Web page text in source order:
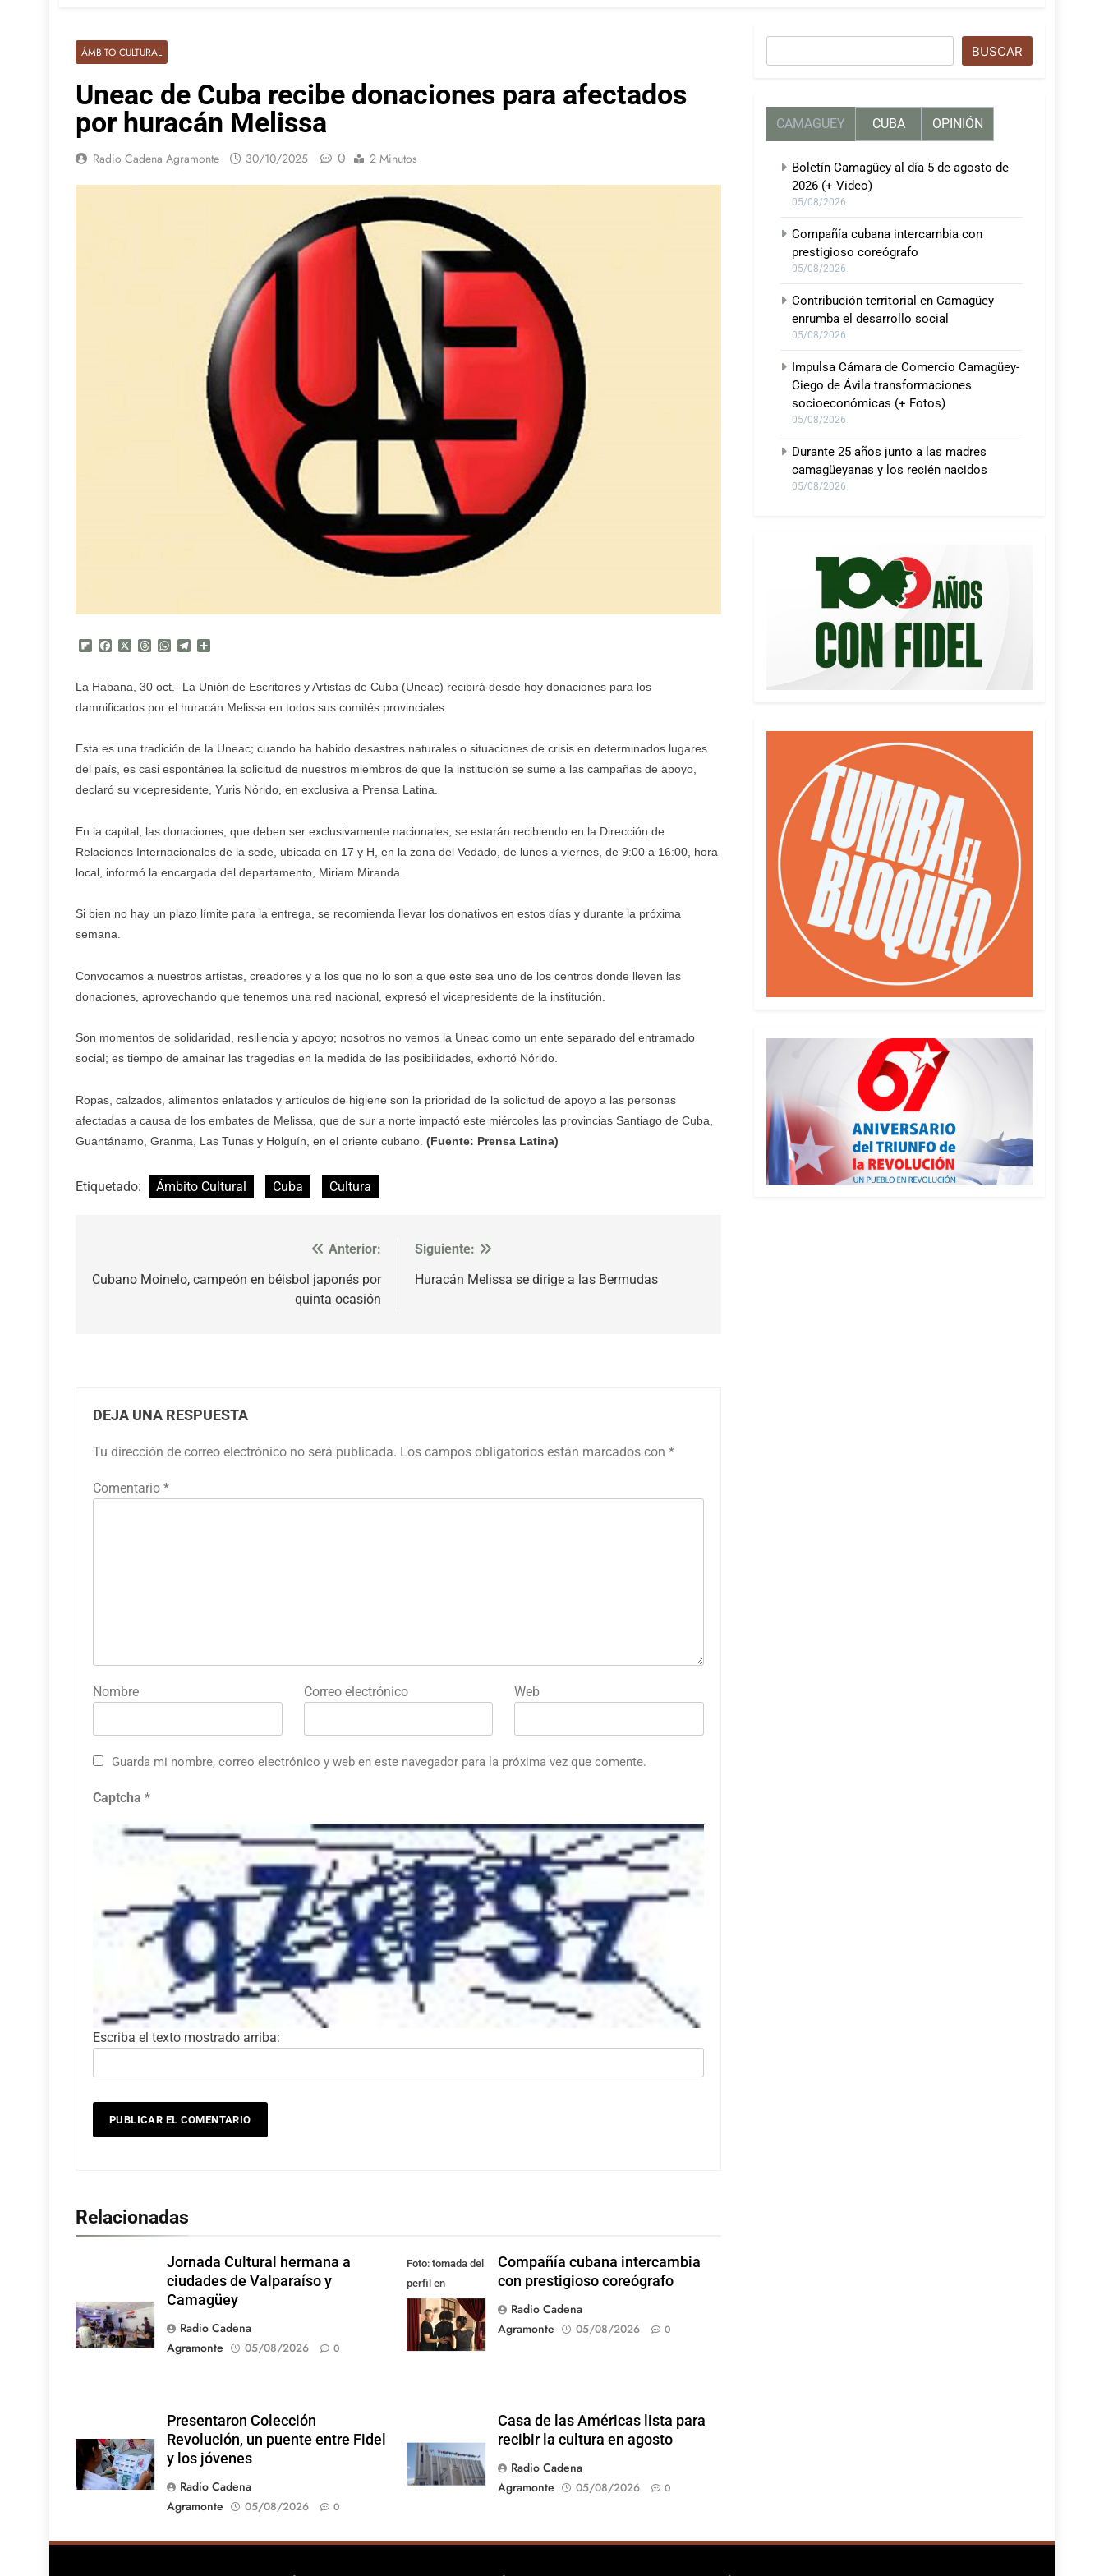
ÁMBITO CULTURAL
Uneac de Cuba recibe donaciones para afectados
por huracán Melissa
Radio Cadena Agramonte 30/10/2025 0 2 Minutos
Flipboard
Facebook
X Threads
WhatsApp
Telegram
La Habana, 30 oct.- La Unión de Escritores y Artistas de Cuba (Uneac) recibirá desde hoy donaciones para los
damnificados por el huracán Melissa en todos sus comités provinciales.
Esta es una tradición de la Uneac; cuando ha habido desastres naturales o situaciones de crisis en determinados lugares
del país, es casi espontánea la solicitud de nuestros miembros de que la institución se sume a las campañas de apoyo,
declaró su vicepresidente, Yuris Nórido, en exclusiva a Prensa Latina.
En la capital, las donaciones, que deben ser exclusivamente nacionales, se estarán recibiendo en la Dirección de
Relaciones Internacionales de la sede, ubicada en 17 y H, en la zona del Vedado, de lunes a viernes, de 9:00 a 16:00, hora
local, informó la encargada del departamento, Miriam Miranda.
Si bien no hay un plazo límite para la entrega, se recomienda llevar los donativos en estos días y durante la próxima
semana.
Convocamos a nuestros artistas, creadores y a los que no lo son a que este sea uno de los centros donde lleven las
donaciones, aprovechando que tenemos una red nacional, expresó el vicepresidente de la institución.
Son momentos de solidaridad, resiliencia y apoyo; nosotros no vemos la Uneac como un ente separado del entramado
social; es tiempo de amainar las tragedias en la medida de las posibilidades, exhortó Nórido.
Ropas, calzados, alimentos enlatados y artículos de higiene son la prioridad de la solicitud de apoyo a las personas
afectadas a causa de los embates de Melissa, que de sur a norte impactó este miércoles las provincias Santiago de Cuba,
Guantánamo, Granma, Las Tunas y Holguín, en el oriente cubano. (Fuente: Prensa Latina)
Etiquetado: Ámbito Cultural Cuba Cultura
de
Anterior:
Cubano Moinelo, campeón en béisbol japonés por
quinta ocasión
Siguiente:
Huracán Melissa se dirige a las Bermudas
DEJA UNA RESPUESTA
Tu dirección de correo electrónico no será publicada. Los campos obligatorios están marcados con *
Comentario *
Nombre Correo electrónico Web
Guarda mi nombre, correo electrónico y web en este navegador para la próxima vez que comente.
Captcha *
Escriba el texto mostrado arriba:
Relacionadas
Jornada Cultural hermana a
ciudades de Valparaíso y
Camagüey
Radio Cadena
Agramonte
05/08/2026 0
Foto: tomada del
perfil en
Facebook de la
compañía
Compañía cubana intercambia
con prestigioso coreógrafo
Radio Cadena
Agramonte
05/08/2026 0
Presentaron Colección
Revolución, un puente entre Fidel
y los jóvenes
Radio Cadena
Agramonte
05/08/2026 0
Casa de las Américas lista para
recibir la cultura en agosto
Radio Cadena
Agramonte
05/08/2026 0
BUSCAR
CAMAGUEY CUBA OPINIÓN
Boletín Camagüey al día 5 de agosto de
2026 (+ Video)
05/08/2026
Compañía cubana intercambia con
prestigioso coreógrafo
05/08/2026
Contribución territorial en Camagüey
enrumba el desarrollo social
05/08/2026
Impulsa Cámara de Comercio Camagüey-
Ciego de Ávila transformaciones
socioeconómicas (+ Fotos)
05/08/2026
Durante 25 años junto a las madres
camagüeyanas y los recién nacidos
05/08/2026